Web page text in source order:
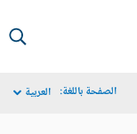
الصفحة باللغة: العربية